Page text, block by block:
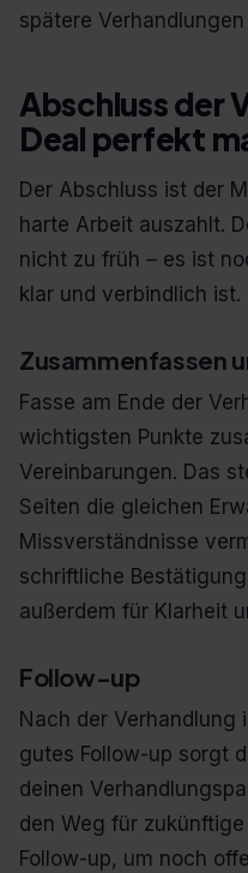
spätere
Abschluss der
Deal perfekt
Der Abschluss ist der
harte Arbeit auszahlt.
nicht zu früh – es ist
klar und verbindlich ist.
Zusammenfassen
Fasse am Ende der
wichtigsten Punkte
Vereinbarungen. Das
Seiten die gleichen
Missverständnisse
schriftliche
außerdem für Klarheit
Follow-up
Nach der Verhandlung
gutes Follow-up sorgt
deinen
den Weg für
Follow-up, um noch